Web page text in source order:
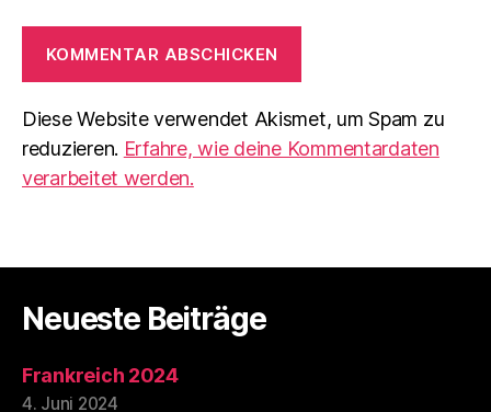
Diese Website verwendet Akismet, um Spam zu
reduzieren. Erfahre, wie deine Kommentardaten
verarbeitet werden.
Neueste Beiträge
Frankreich 2024
4. Juni 2024